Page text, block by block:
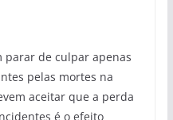
parar de culpar apenas
pelas mortes na
aceitar que a perda
é o efeito